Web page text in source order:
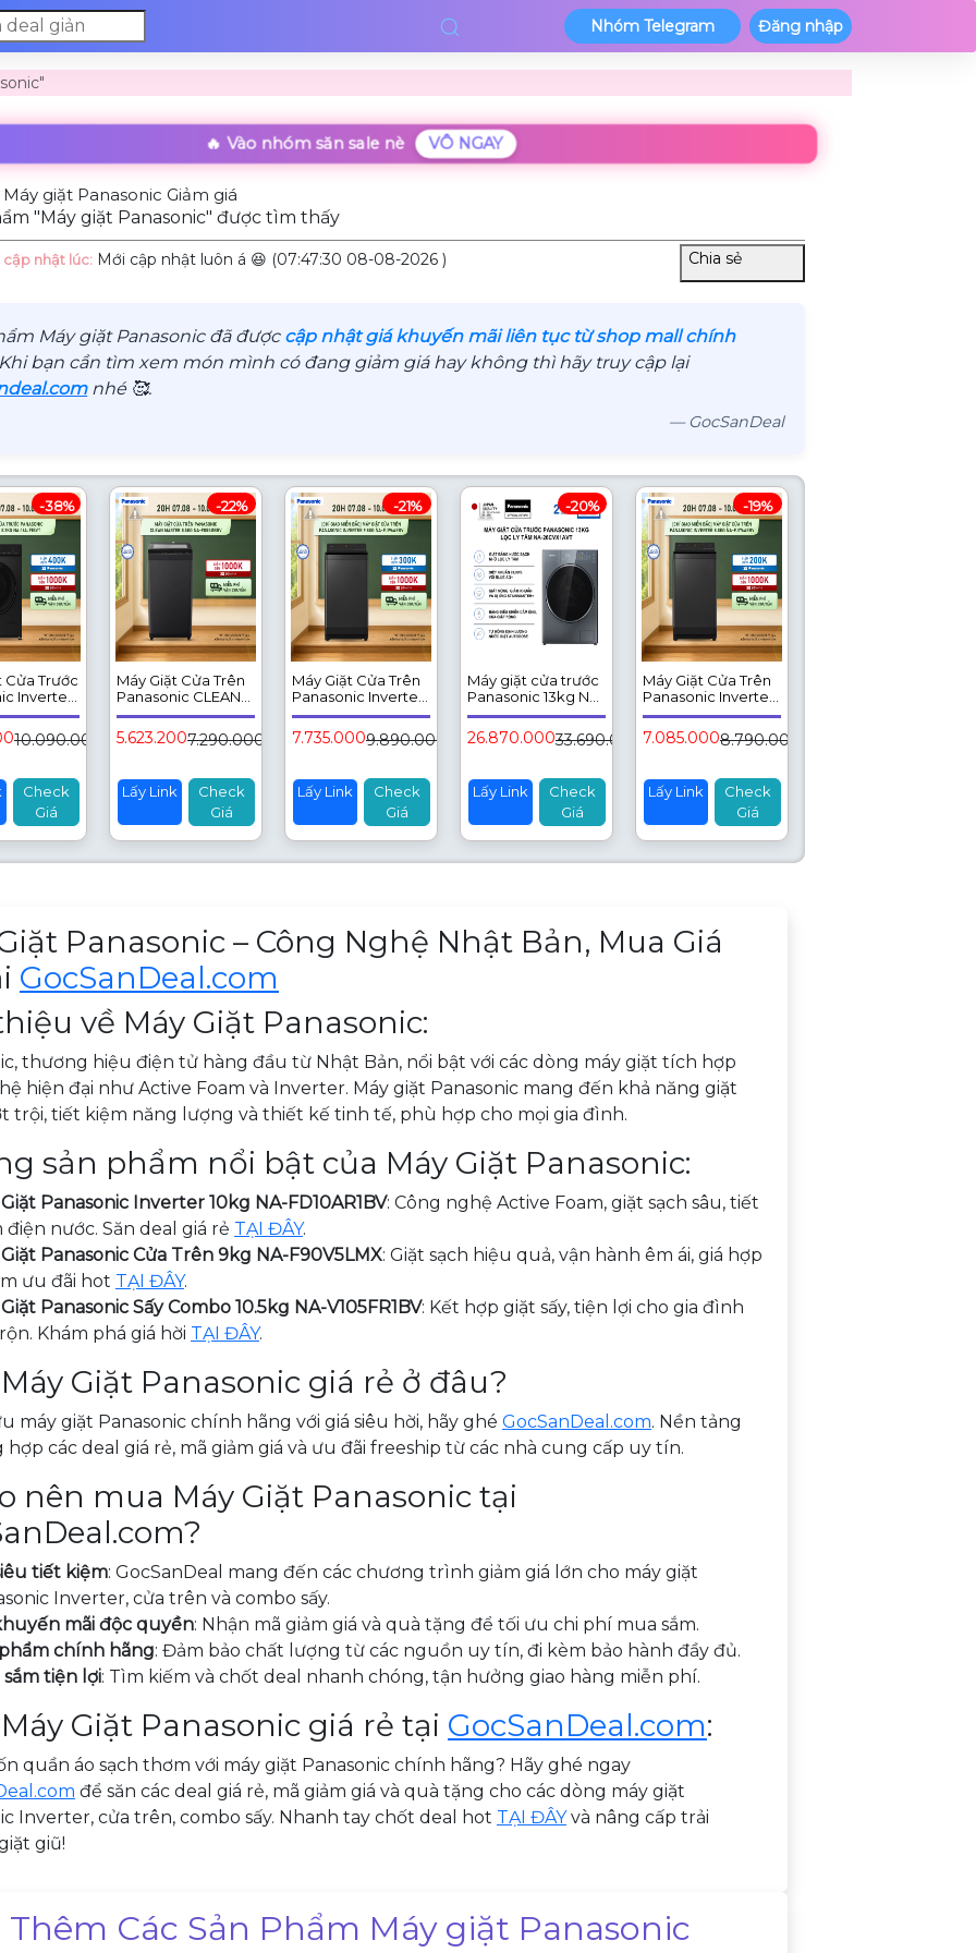
Nhóm Telegram Đăng nhập
🔥 Vào nhóm săn sale nè VÔ NGAY
giặt Panasonic Giảm giá
"Máy giặt Panasonic" được tìm thấy
cập nhật lúc: Mới cập nhật luôn á 😆 (07:47:30 08-08-2026 ) Chia sẻ
Máy giặt Panasonic đã được cập nhật giá khuyến mãi liên tục từ shop mall chính
bạn cần tìm xem món mình có đang giảm giá hay không thì hãy truy cập lại
nhé 🥰.
— GocSanDeal
Cửa Trước
Inverter
10.090.000đ
Check
Giá
-38%
Máy Giặt Cửa Trên
Panasonic CLEAN
MASTER 8.5KG NA-
F85S11BRV
5.623.2007.290.000đ
Lấy Link
Check
Giá
-22%
Máy Giặt Cửa Trên
Panasonic Inverter
9.8KG NA-
FJ196AEBV
7.735.0009.890.000đ
Lấy Link
Check
Giá
-21%
Máy giặt cửa trước
Panasonic 13kg NA-
26CVX1AVT - lọc ly
tâm và diệt khuẩn
26.870.00033.690.000đ
Lấy Link
Check
Giá
-20%
Máy Giặt Cửa Trên
Panasonic Inverter
8.8KG NA-
FJ176AEBV
7.085.0008.790.000đ
Lấy Link
Check
Giá
-19%
Panasonic – Công Nghệ Nhật Bản, Mua Giá
GocSanDeal.com
về Máy Giặt Panasonic:
thương hiệu điện tử hàng đầu từ Nhật Bản, nổi bật với các dòng máy giặt tích hợp
hiện đại như Active Foam và Inverter. Máy giặt Panasonic mang đến khả năng giặt
trội, tiết kiệm năng lượng và thiết kế tinh tế, phù hợp cho mọi gia đình.
sản phẩm nổi bật của Máy Giặt Panasonic:
Panasonic Inverter 10kg NA-FD10AR1BV: Công nghệ Active Foam, giặt sạch sâu, tiết
điện nước. Săn deal giá rẻ TẠI ĐÂY.
Panasonic Cửa Trên 9kg NA-F90V5LMX: Giặt sạch hiệu quả, vận hành êm ái, giá hợp
ưu đãi hot TẠI ĐÂY.
Panasonic Sấy Combo 10.5kg NA-V105FR1BV: Kết hợp giặt sấy, tiện lợi cho gia đình
Khám phá giá hời TẠI ĐÂY.
Giặt Panasonic giá rẻ ở đâu?
máy giặt Panasonic chính hãng với giá siêu hời, hãy ghé GocSanDeal.com. Nền tảng
hợp các deal giá rẻ, mã giảm giá và ưu đãi freeship từ các nhà cung cấp uy tín.
nên mua Máy Giặt Panasonic tại
tiết kiệm: GocSanDeal mang đến các chương trình giảm giá lớn cho máy giặt
Inverter, cửa trên và combo sấy.
mãi độc quyền: Nhận mã giảm giá và quà tặng để tối ưu chi phí mua sắm.
chính hãng: Đảm bảo chất lượng từ các nguồn uy tín, đi kèm bảo hành đầy đủ.
tiện lợi: Tìm kiếm và chốt deal nhanh chóng, tận hưởng giao hàng miễn phí.
Giặt Panasonic giá rẻ tại GocSanDeal.com:
quần áo sạch thơm với máy giặt Panasonic chính hãng? Hãy ghé ngay
để săn các deal giá rẻ, mã giảm giá và quà tặng cho các dòng máy giặt
Inverter, cửa trên, combo sấy. Nhanh tay chốt deal hot TẠI ĐÂYvà nâng cấp trải
giũ!
Thêm Các Sản Phẩm Máy giặt Panasonic